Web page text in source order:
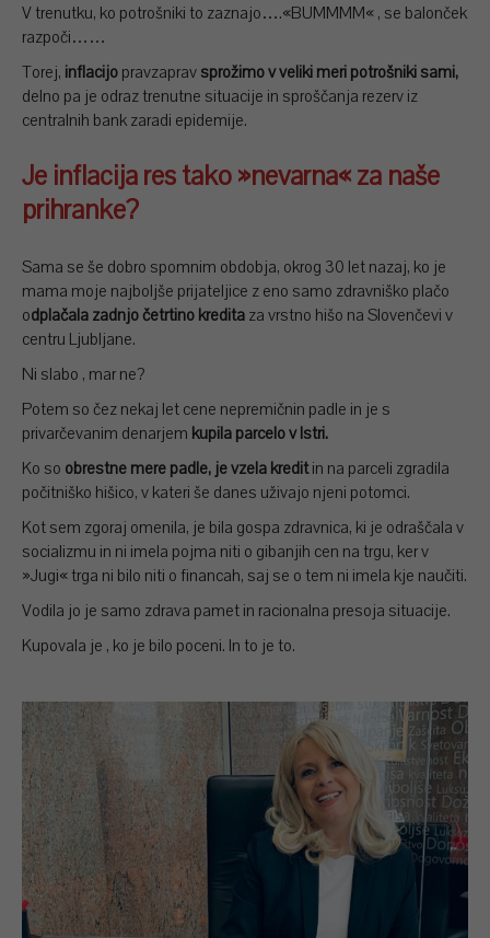
V trenutku, ko potrošniki to zaznajo….«BUMMMM« , se balonček
razpoči……
Torej, inflacijo pravzaprav sprožimo v veliki meri potrošniki sami,
delno pa je odraz trenutne situacije in sproščanja rezerv iz
centralnih bank zaradi epidemije.
Je inflacija res tako »nevarna« za naše
prihranke?
Sama se še dobro spomnim obdobja, okrog 30 let nazaj, ko je
mama moje najboljše prijateljice z eno samo zdravniško plačo
odplačala zadnjo četrtino kredita za vrstno hišo na Slovenčevi v
centru Ljubljane.
Ni slabo , mar ne?
Potem so čez nekaj let cene nepremičnin padle in je s
privarčevanim denarjem kupila parcelo v Istri.
Ko so obrestne mere padle, je vzela kreditin na parceli zgradila
počitniško hišico, v kateri še danes uživajo njeni potomci.
Kot sem zgoraj omenila, je bila gospa zdravnica, ki je odraščala v
socializmu in ni imela pojma niti o gibanjih cen na trgu, ker v
»Jugi« trga ni bilo niti o financah, saj se o tem ni imela kje naučiti.
Vodila jo je samo zdrava pamet in racionalna presoja situacije.
Kupovala je , ko je bilo poceni. In to je to.